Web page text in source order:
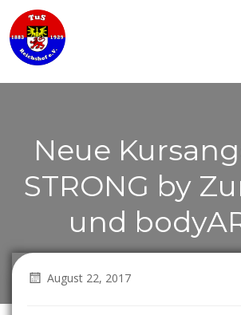
Neue
STRONG by
und
August 22, 2017